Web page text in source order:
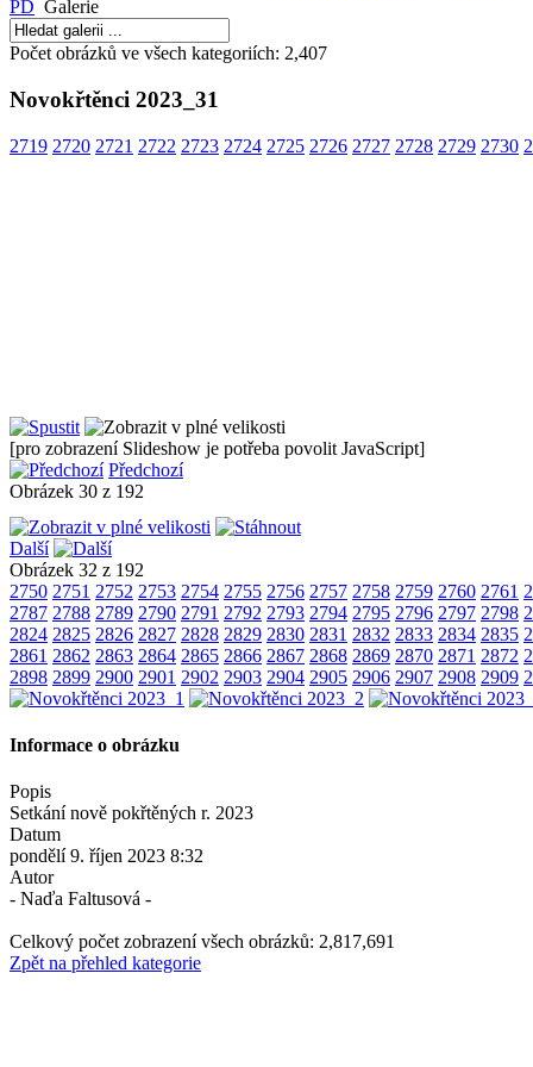
Maják
času
PD Galerie
Počet obrázků ve všech kategoriích: 2,407
Novokřtěnci 2023_31
2719 2720 2721 2722 2723 2724 2725 2726 2727 2728 2729 2730
[pro zobrazení Slideshow je potřeba povolit JavaScript]
Předchozí
Obrázek 30 z 192
Další
Obrázek 32 z 192
2750 2751 2752 2753 2754 2755 2756 2757 2758 2759 2760 2761
2787 2788 2789 2790 2791 2792 2793 2794 2795 2796 2797 2798
2824 2825 2826 2827 2828 2829 2830 2831 2832 2833 2834 2835
2861 2862 2863 2864 2865 2866 2867 2868 2869 2870 2871 2872
2898 2899 2900 2901 2902 2903 2904 2905 2906 2907 2908 2909
Informace o obrázku
Popis
Setkání nově pokřtěných r. 2023
Datum
pondělí 9. říjen 2023 8:32
Autor
- Naďa Faltusová -
Celkový počet zobrazení všech obrázků: 2,817,691
Zpět na přehled kategorie